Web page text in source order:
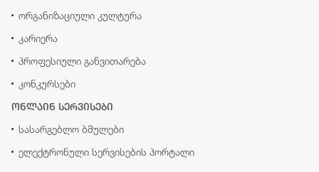
ორგანიზაციული კულტურა
კარიერა
პროფესიული განვითარება
კონკურსები
ონლაინ სერვისები
სასარგებლო ბმულები
ელექტრონული სერვისების პორტალი